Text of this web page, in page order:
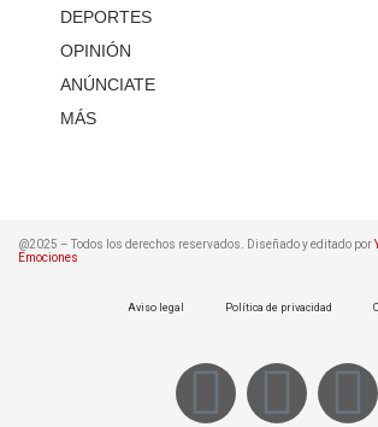
DEPORTES
OPINIÓN
ANÚNCIATE
MÁS
@2025 – Todos los derechos reservados. Diseñado y editado por
Emociones
Aviso legal Política de privacidad